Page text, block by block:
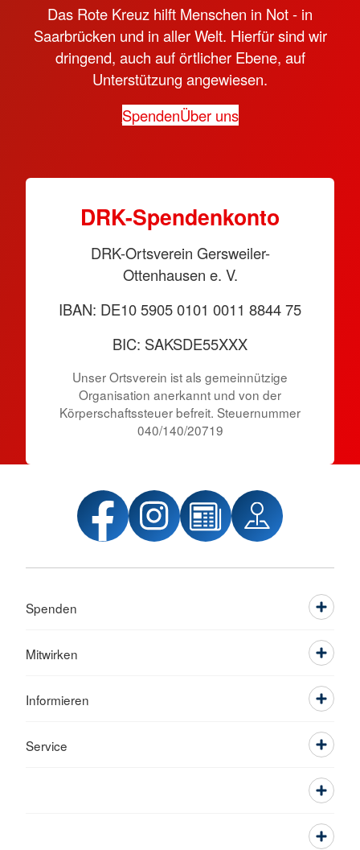
Das Rote Kreuz hilft Menschen in Not - in
Saarbrücken und in aller Welt. Hierfür sind wir
dringend, auch auf örtlicher Ebene, auf
Unterstützung angewiesen.
SpendenÜber uns
DRK-Spen­den­konto
DRK-Ortsverein Gersweiler-
Ottenhausen e. V.
IBAN: DE10 5905 0101 0011 8844 75
BIC: SAKSDE55XXX
Unser Ortsverein ist als gemeinnützige
Organisation anerkannt und von der
Körper­schafts­steuer befreit. Steuernummer
040/140/20719
Spenden
Mitwirken
Informieren
Service